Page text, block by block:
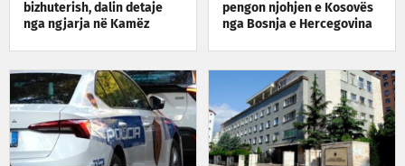
bizhuterish, dalin detaje
nga ngjarja në Kamëz
pengon njohjen e Kosovës
nga Bosnja e Hercegovina